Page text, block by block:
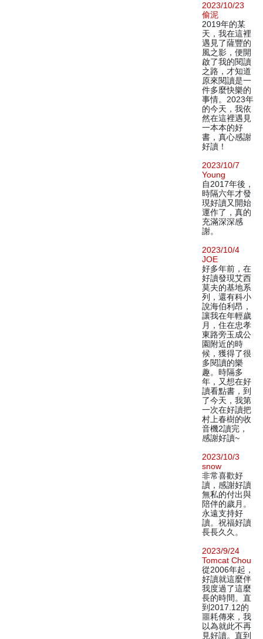
2023/10/23
偷泥
2019年的某
天，我在這裡
遇見了薩豐的
風之影，便開
啟了我的閱讀
之路，才知道
原來閱讀是一
件多麼快樂的
事情。2023年
的今天，我依
然在這裡遇見
一本本的好
書，真心感謝
好讀！
2023/10/7
Young
自2017年後，
時隔六年才發
現好讀又開始
運作了，真的
充滿深深感
謝。
2023/10/4
JOE
好多年前，在
好讀發現艾西
莫夫的基地系
列，還有科小
說海伯利昂，
讓我在年輕歲
月，住在忠孝
東路旁玉成公
園附近的時
候，獲得了很
多閱讀的樂
趣。時隔多
年，又想在好
讀看點書，到
了今天，我第
一次在好讀把
村上春樹的收
音機2讀完，
感謝好讀~
2023/10/3
snow
非常喜歡好
讀，感謝好讀
無私的付出與
陪伴的歲月。
永遠支持好
讀。祝福好讀
長長久久。
2023/9/24
Tomcat Chou
從2006年起，
好讀就這麼伴
我度過了這麼
長的時間。直
到2017.12的
噩耗傳來，我
以為就此不再
見好讀。直到